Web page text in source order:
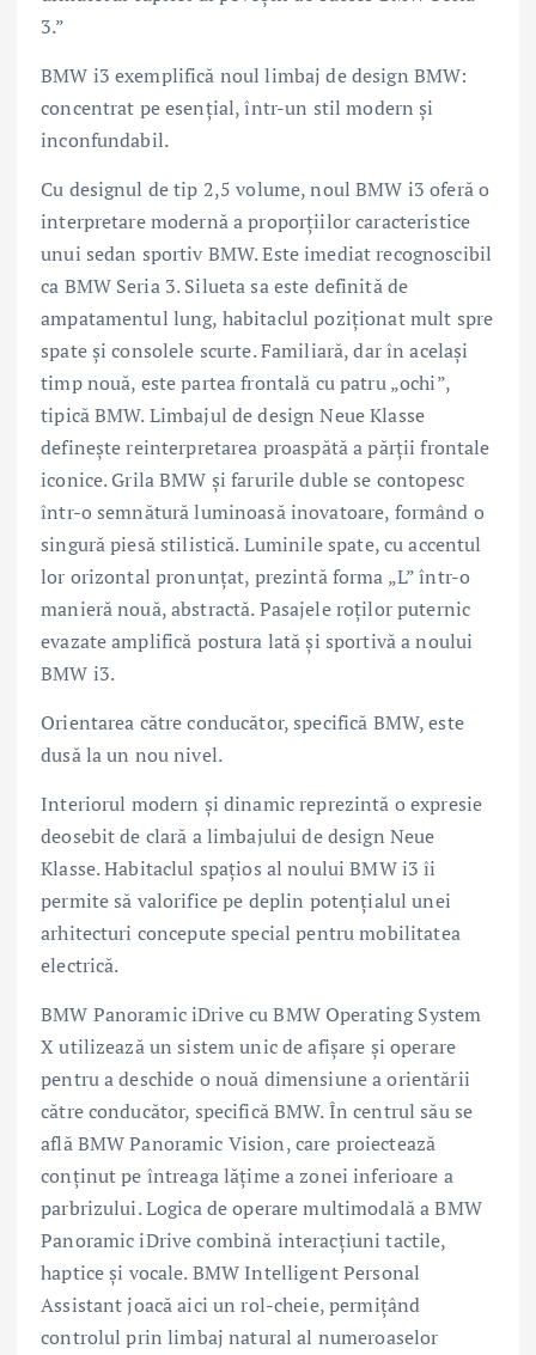
3.”
BMW i3 exemplifică noul limbaj de design BMW:
concentrat pe esențial, într-un stil modern și
inconfundabil.
Cu designul de tip 2,5 volume, noul BMW i3 oferă o
interpretare modernă a proporțiilor caracteristice
unui sedan sportiv BMW. Este imediat recognoscibil
ca BMW Seria 3. Silueta sa este definită de
ampatamentul lung, habitaclul poziționat mult spre
spate și consolele scurte. Familiară, dar în același
timp nouă, este partea frontală cu patru „ochi”,
tipică BMW. Limbajul de design Neue Klasse
defineşte reinterpretarea proaspătă a părții frontale
iconice. Grila BMW și farurile duble se contopesc
într-o semnătură luminoasă inovatoare, formând o
singură piesă stilistică. Luminile spate, cu accentul
lor orizontal pronunțat, prezintă forma „L” într-o
manieră nouă, abstractă. Pasajele roților puternic
evazate amplifică postura lată și sportivă a noului
BMW i3.
Orientarea către conducător, specifică BMW, este
dusă la un nou nivel.
Interiorul modern și dinamic reprezintă o expresie
deosebit de clară a limbajului de design Neue
Klasse. Habitaclul spațios al noului BMW i3 îi
permite să valorifice pe deplin potențialul unei
arhitecturi concepute special pentru mobilitatea
electrică.
BMW Panoramic iDrive cu BMW Operating System
X utilizează un sistem unic de afișare și operare
pentru a deschide o nouă dimensiune a orientării
către conducător, specifică BMW. În centrul său se
află BMW Panoramic Vision, care proiectează
conținut pe întreaga lățime a zonei inferioare a
parbrizului. Logica de operare multimodală a BMW
Panoramic iDrive combină interacțiuni tactile,
haptice și vocale. BMW Intelligent Personal
Assistant joacă aici un rol-cheie, permițând
controlul prin limbaj natural al numeroaselor